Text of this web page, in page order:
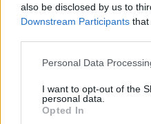
also be disclosed by us to
Downstream Participants that
Please note that this
not limited to your visit or
grant or deny consent to
use your data for below
Personal Data
I want to opt-out of the
personal data.
Opted In